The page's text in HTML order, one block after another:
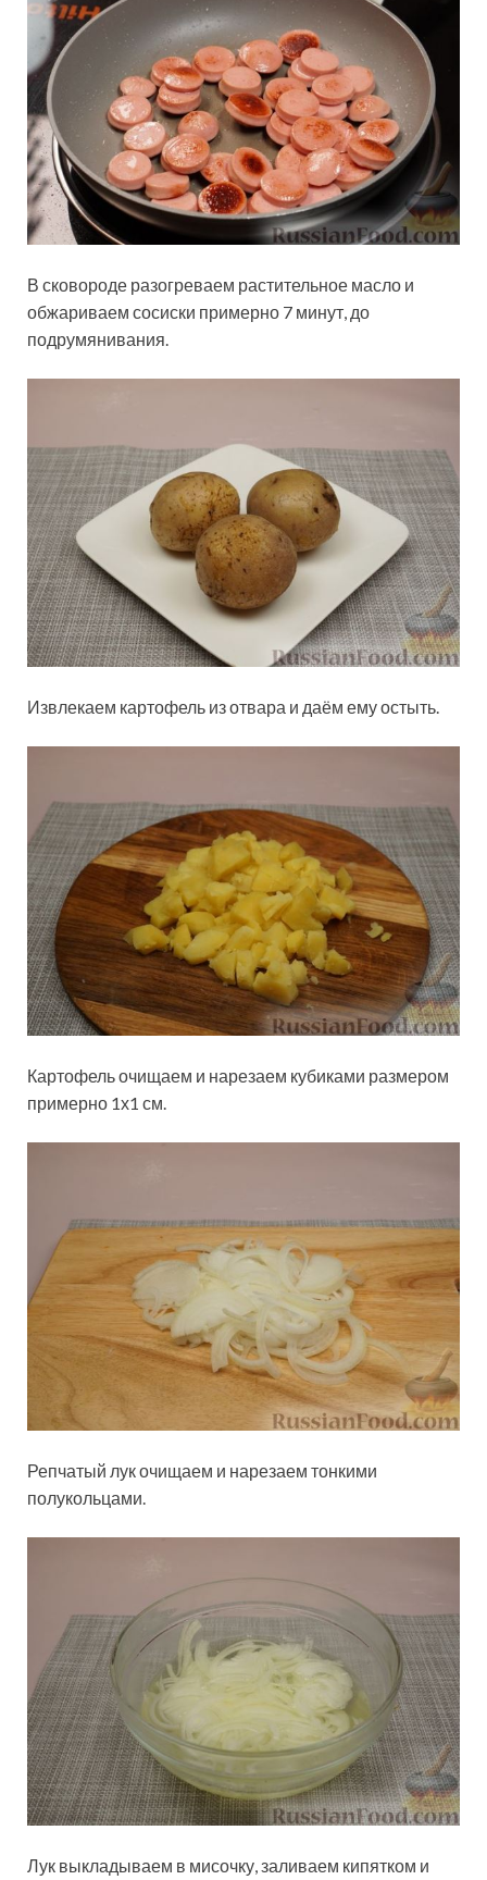
В сковороде разогреваем растительное масло и
обжариваем сосиски примерно 7 минут, до
подрумянивания.
Извлекаем картофель из отвара и даём ему остыть.
Картофель очищаем и нарезаем кубиками размером
примерно 1х1 см.
Репчатый лук очищаем и нарезаем тонкими
полукольцами.
Лук выкладываем в мисочку, заливаем кипятком и